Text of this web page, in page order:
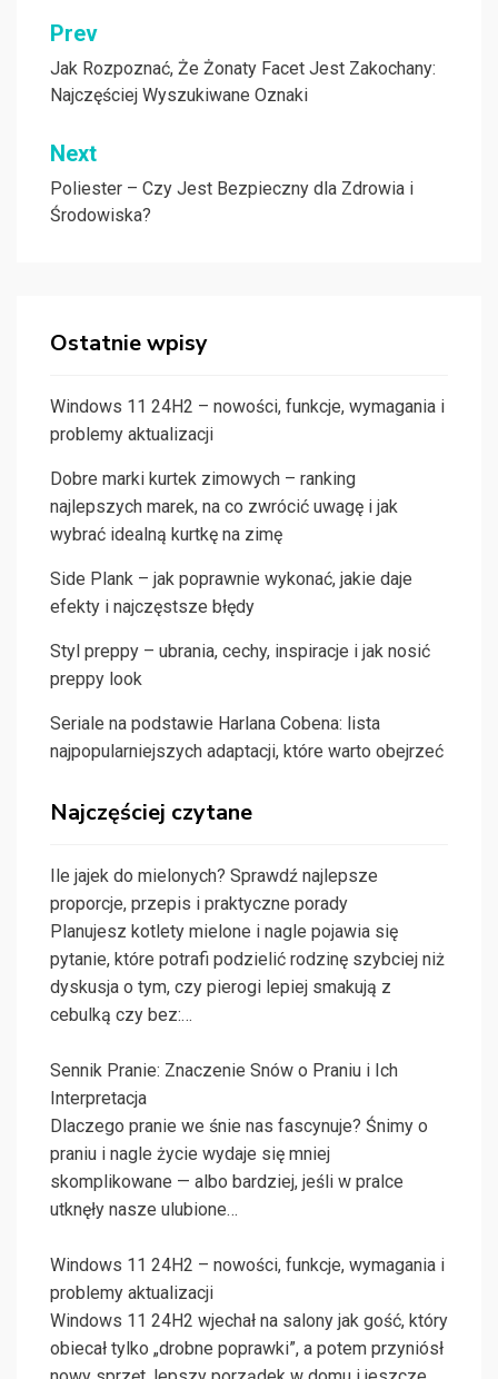
Nawigacja
wpisu
Prev
Jak Rozpoznać, Że Żonaty Facet Jest Zakochany:
Najczęściej Wyszukiwane Oznaki
Next
Poliester – Czy Jest Bezpieczny dla Zdrowia i
Środowiska?
Ostatnie wpisy
Windows 11 24H2 – nowości, funkcje, wymagania i
problemy aktualizacji
Dobre marki kurtek zimowych – ranking
najlepszych marek, na co zwrócić uwagę i jak
wybrać idealną kurtkę na zimę
Side Plank – jak poprawnie wykonać, jakie daje
efekty i najczęstsze błędy
Styl preppy – ubrania, cechy, inspiracje i jak nosić
preppy look
Seriale na podstawie Harlana Cobena: lista
najpopularniejszych adaptacji, które warto obejrzeć
Najczęściej czytane
Ile jajek do mielonych? Sprawdź najlepsze
proporcje, przepis i praktyczne porady
Planujesz kotlety mielone i nagle pojawia się
pytanie, które potrafi podzielić rodzinę szybciej niż
dyskusja o tym, czy pierogi lepiej smakują z
cebulką czy bez:…
Sennik Pranie: Znaczenie Snów o Praniu i Ich
Interpretacja
Dlaczego pranie we śnie nas fascynuje? Śnimy o
praniu i nagle życie wydaje się mniej
skomplikowane — albo bardziej, jeśli w pralce
utknęły nasze ulubione…
Windows 11 24H2 – nowości, funkcje, wymagania i
problemy aktualizacji
Windows 11 24H2 wjechał na salony jak gość, który
obiecał tylko „drobne poprawki”, a potem przyniósł